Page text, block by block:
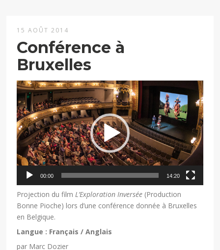
15 AOÛT 2014
Conférence à
Bruxelles
Lecteur
vidéo
00:00 14:20
Projection du filmL’Exploration Inversée (Production
Bonne Pioche) lors d’une conférence donnée à Bruxelles
en Belgique.
Langue : Français / Anglais
par Marc Dozier